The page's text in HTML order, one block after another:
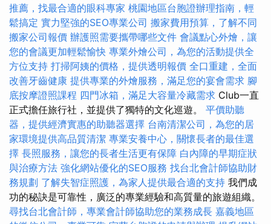
推薦，找最合適的眼科專家 桃園地區台胞證辦理指南，輕
鬆搞定 實力堅強的SEO專業公司 搬家費用預算，了解不同
搬家公司報價 辦護照需要攜帶哪些文件 會議點心外燴，讓
您的會議更加輕鬆愉快 專業外燴公司，為您的活動提供全
方位支持 打掃阿姨的價格，提供透明報價 全口重建，全面
改善牙齒健康 提供專業的外燴服務，滿足您的宴會需求 腳
底按摩證照課程 四門冰箱，滿足大容量冷藏需求 Club一直
正式擔任旅行社，並提供了獨特的文化巡遊。 平價助聽
器，提供經濟實惠的助聽器選擇 台南清潔公司，為您的居
家環境提供高品質清潔 專業安養中心，關懷長者的最佳選
擇 長照服務，讓您的長者生活更有保障 白內障的早期症狀
與治療方法 強化網站優化的SEO服務 找台北會計師協助財
務規劃 了解失智症照護，為家人提供最合適的支持 我們成
功的秘訣是可靠性，廣泛的專業經驗和高質量的旅遊組織。
尋找台北會計師，專業會計師協助您的業務成長 嘉義地區